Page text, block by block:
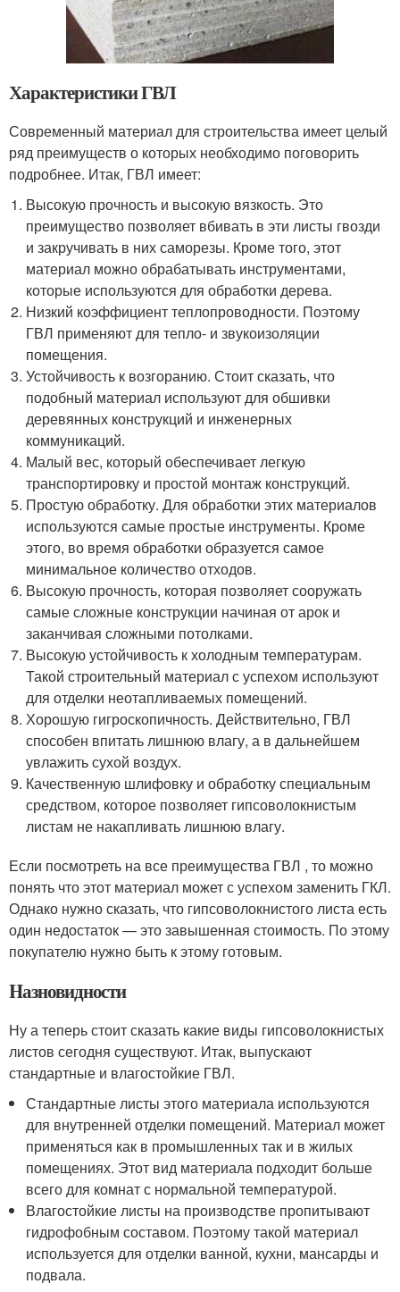
Характеристики ГВЛ
Современный материал для строительства имеет целый
ряд преимуществ о которых необходимо поговорить
подробнее. Итак, ГВЛ имеет:
Высокую прочность и высокую вязкость. Это
преимущество позволяет вбивать в эти листы гвозди
и закручивать в них саморезы. Кроме того, этот
материал можно обрабатывать инструментами,
которые используются для обработки дерева.
Низкий коэффициент теплопроводности. Поэтому
ГВЛ применяют для тепло- и звукоизоляции
помещения.
Устойчивость к возгоранию. Стоит сказать, что
подобный материал используют для обшивки
деревянных конструкций и инженерных
коммуникаций.
Малый вес, который обеспечивает легкую
транспортировку и простой монтаж конструкций.
Простую обработку. Для обработки этих материалов
используются самые простые инструменты. Кроме
этого, во время обработки образуется самое
минимальное количество отходов.
Высокую прочность, которая позволяет сооружать
самые сложные конструкции начиная от арок и
заканчивая сложными потолками.
Высокую устойчивость к холодным температурам.
Такой строительный материал с успехом используют
для отделки неотапливаемых помещений.
Хорошую гигроскопичность. Действительно, ГВЛ
способен впитать лишнюю влагу, а в дальнейшем
увлажить сухой воздух.
Качественную шлифовку и обработку специальным
средством, которое позволяет гипсоволокнистым
листам не накапливать лишнюю влагу.
Если посмотреть на все преимущества ГВЛ , то можно
понять что этот материал может с успехом заменить ГКЛ.
Однако нужно сказать, что гипсоволокнистого листа есть
один недостаток — это завышенная стоимость. По этому
покупателю нужно быть к этому готовым.
Hазновидности
Ну а теперь стоит сказать какие виды гипсоволокнистых
листов сегодня существуют. Итак, выпускают
стандартные и влагостойкие ГВЛ.
Стандартные листы этого материала используются
для внутренней отделки помещений. Материал может
применяться как в промышленных так и в жилых
помещениях. Этот вид материала подходит больше
всего для комнат с нормальной температурой.
Влагостойкие листы на производстве пропитывают
гидрофобным составом. Поэтому такой материал
используется для отделки ванной, кухни, мансарды и
подвала.